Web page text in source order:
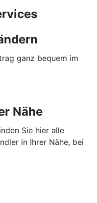
ganz bequem im
Nähe
Sie hier alle
in Ihrer Nähe, bei